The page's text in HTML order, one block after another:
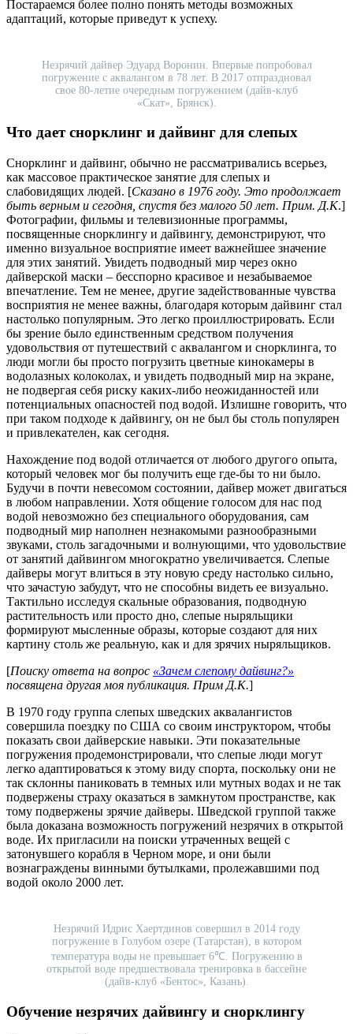
Постараемся более полно понять методы возможных
адаптаций, которые приведут к успеху.
Незрячий дайвер Эдуард Воронин. Впервые попробовал
погружение с аквалангом в 78 лет. В 2017 отпраздновал
свое 80-летие очередным погружением (дайв-клуб
«Скат», Брянск).
Что дает снорклинг и дайвинг для слепых
Снорклинг и дайвинг, обычно не рассматривались всерьез,
как массовое практическое занятие для слепых и
слабовидящих людей. [Cказано в 1976 году. Это продолжает
быть верным и сегодня, спустя без малого 50 лет. Прим. Д.К.]
Фотографии, фильмы и телевизионные программы,
посвященные снорклингу и дайвингу, демонстрируют, что
именно визуальное восприятие имеет важнейшее значение
для этих занятий. Увидеть подводный мир через окно
дайверской маски – бесспорно красивое и незабываемое
впечатление. Тем не менее, другие задействованные чувства
восприятия не менее важны, благодаря которым дайвинг стал
настолько популярным. Это легко проиллюстрировать. Если
бы зрение было единственным средством получения
удовольствия от путешествий с аквалангом и снорклинга, то
люди могли бы просто погрузить цветные кинокамеры в
водолазных колоколах, и увидеть подводный мир на экране,
не подвергая себя риску каких-либо неожиданностей или
потенциальных опасностей под водой. Излишне говорить, что
при таком подходе к дайвингу, он не был бы столь популярен
и привлекателен, как сегодня.
Нахождение под водой отличается от любого другого опыта,
который человек мог бы получить еще где-бы то ни было.
Будучи в почти невесомом состоянии, дайвер может двигаться
в любом направлении. Хотя общение голосом для нас под
водой невозможно без специального оборудования, сам
подводный мир наполнен незнакомыми разнообразными
звуками, столь загадочными и волнующими, что удовольствие
от занятий дайвингом многократно увеличивается. Слепые
дайверы могут влиться в эту новую среду настолько сильно,
что зачастую забудут, что не способны видеть ее визуально.
Тактильно исследуя скальные образования, подводную
растительность или просто дно, слепые ныряльщики
формируют мысленные образы, которые создают для них
картину столь же реальную, как и для зрячих ныряльщиков.
[Поиску ответа на вопрос «Зачем слепому дайвинг?»
посвящена другая моя публикация. Прим Д.К.]
В 1970 году группа слепых шведских аквалангистов
совершила поездку по США со своим инструктором, чтобы
показать свои дайверские навыки. Эти показательные
погружения продемонстрировали, что слепые люди могут
легко адаптироваться к этому виду спорта, поскольку они не
так склонны паниковать в темных или мутных водах и не так
подвержены страху оказаться в замкнутом пространстве, как
тому подвержены зрячие дайверы. Шведской группой также
была доказана возможность погружений незрячих в открытой
воде. Их пригласили на поиски утраченных вещей с
затонувшего корабля в Черном море, и они были
вознаграждены винными бутылками, пролежавшими под
водой около 2000 лет.
Незрячий Идрис Хаертдинов совершил в 2014 году
погружение в Голубом озере (Татарстан), в котором
температура воды не превышает 6℃. Погружению в
открытой воде предшествовала тренировка в бассейне
(дайв-клуб «Бентос», Казань).
Обучение незрячих дайвингу и снорклингу